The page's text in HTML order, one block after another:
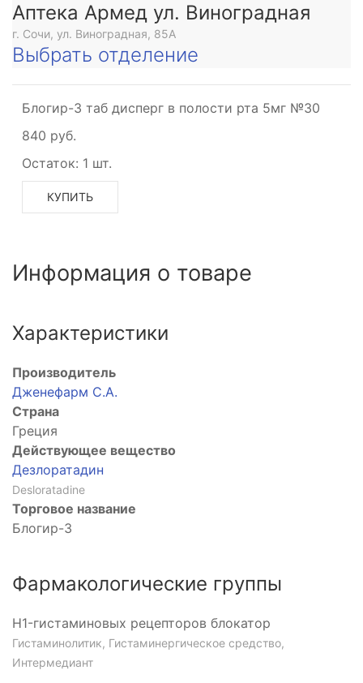
Аптека Армед ул. Виноградная
г. Сочи, ул. Виноградная, 85А
Выбрать отделение
Блогир-3 таб дисперг в полости рта 5мг №30
840 руб.
Остаток: 1 шт.
КУПИТЬ
Информация о товаре
Характеристики
Производитель
Дженефарм С.А.
Страна
Греция
Действующее вещество
Дезлоратадин
Desloratadine
Торговое название
Блогир-3
Фармакологические группы
H1-гистаминовых рецепторов блокатор
Гистаминолитик, Гистаминергическое средство,
Интермедиант